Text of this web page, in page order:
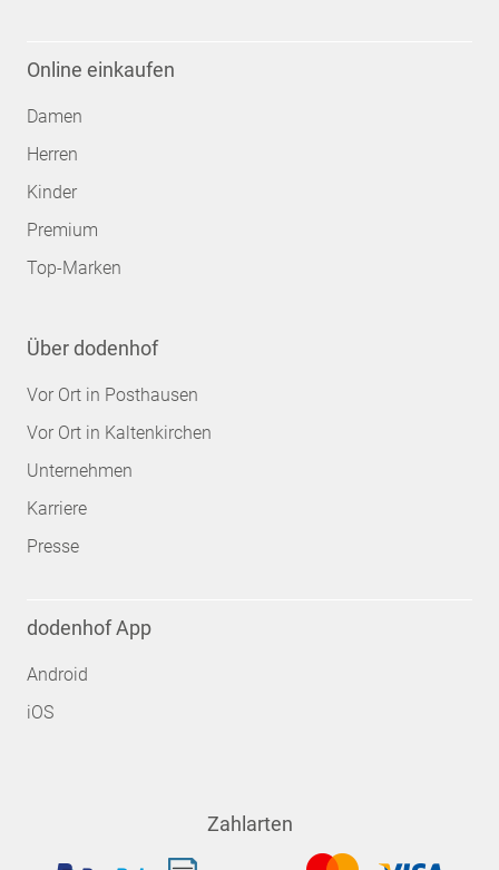
Online einkaufen
Damen
Herren
Kinder
Premium
Top-Marken
Über dodenhof
Vor Ort in Posthausen
Vor Ort in Kaltenkirchen
Unternehmen
Karriere
Presse
dodenhof App
Android
iOS
Zahlarten